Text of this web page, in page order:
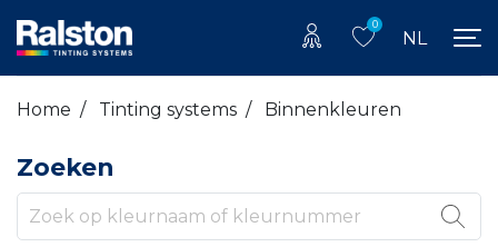
0
NL
Home / Tinting systems / Binnenkleuren
Zoeken